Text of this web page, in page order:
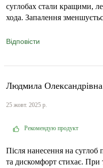
суглобах стали кращими,
хода. Запалення
Відповісти
Людмила Олександрівна
25 жовт. 2025 р.
Рекомендую продукт
Після нанесення на суглоб
та дискомфорт стихає. При